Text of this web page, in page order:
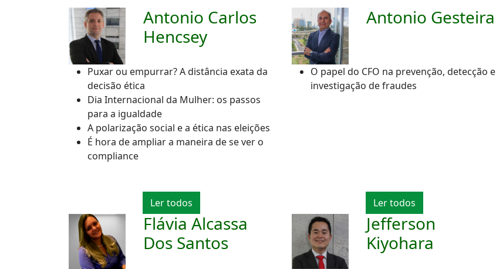
Antonio Carlos
Hencsey
Puxar ou empurrar? A distância exata da
decisão ética
Dia Internacional da Mulher: os passos
para a igualdade
A polarização social e a ética nas eleições
É hora de ampliar a maneira de se ver o
compliance
Ler todos
Antonio Gesteira
O papel do CFO na prevenção, detecção e
investigação de fraudes
Ler todos
Flávia Alcassa
Dos Santos
Jefferson
Kiyohara